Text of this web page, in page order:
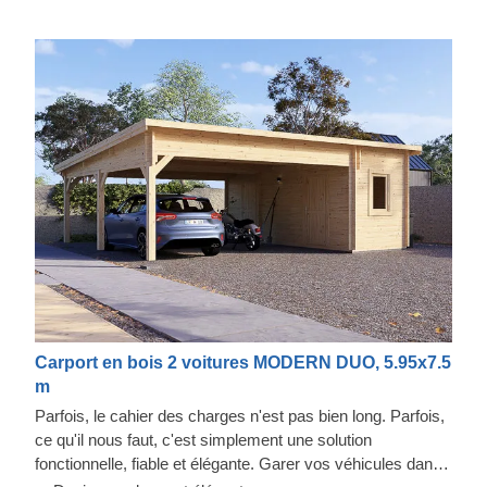
Carport en bois 2 voitures MODERN DUO, 5.95x7.5
m
Parfois, le cahier des charges n'est pas bien long. Parfois,
ce qu'il nous faut, c'est simplement une solution
fonctionnelle, fiable et élégante. Garer vos véhicules dans